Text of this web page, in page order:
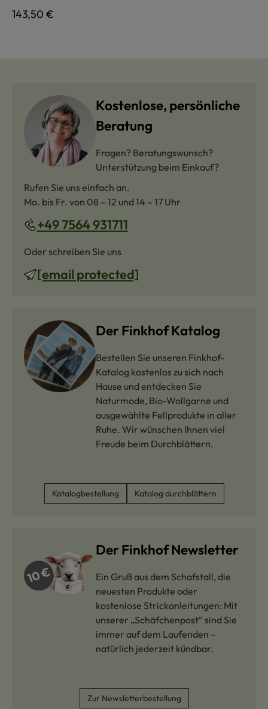
Regulärer Preis:
143,50 €
Kostenlose, persönliche
Beratung
Fragen? Beratungswunsch?
Unterstützung beim Einkauf?
Rufen Sie uns einfach an.
Mo. bis Fr. von 08 – 12 und 14 – 17 Uhr
+49 7564 931711
Oder schreiben Sie uns
[email protected]
Der Finkhof Katalog
Bestellen Sie unseren Finkhof-
Katalog kostenlos zu sich nach
Hause und entdecken Sie
Naturmode, Bio-Wollgarne und
ausgewählte Fellprodukte in aller
Ruhe. Wir wünschen Ihnen viel
Freude beim Durchblättern.
Katalogbestellung Katalog durchblättern
Der Finkhof Newsletter
Ein Gruß aus dem Schafstall, die
neuesten Produkte oder
kostenlose Strickanleitungen: Mit
unserer „Schäfchenpost“ sind Sie
immer auf dem Laufenden –
natürlich jederzeit kündbar.
Zur Newsletterbestellung